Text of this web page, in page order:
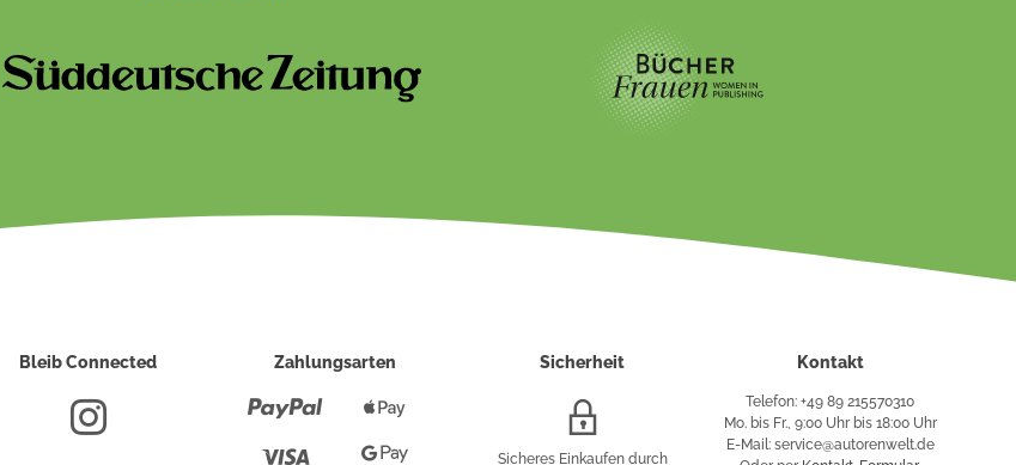
Bleib Connected Zahlungsarten
Paypal
Pay
Sicherheit
Verschlüsselung
Sicheres Einkaufen durch
Kontakt
Telefon: +49 89 215570310
Mo. bis Fr., 9:00 Uhr bis 18:00 Uhr
E-Mail: service@autorenwelt.de